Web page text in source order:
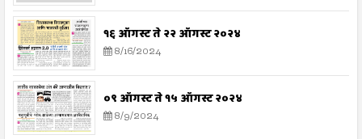
१६ ऑगस्ट ते २२ ऑगस्ट २०२४
8/16/2024
०९ ऑगस्ट ते १५ ऑगस्ट २०२४
8/9/2024